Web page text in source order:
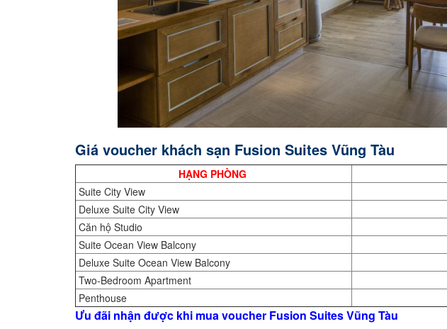
Giá voucher khách sạn Fusion Suites Vũng Tàu
HẠNG PHÒNG
Suite City View
Deluxe Suite City View
Căn hộ Studio
Suite Ocean View Balcony
Deluxe Suite Ocean View Balcony
Two-Bedroom Apartment
Penthouse
Ưu đãi nhận được khi mua voucher Fusion Suites Vũng Tàu